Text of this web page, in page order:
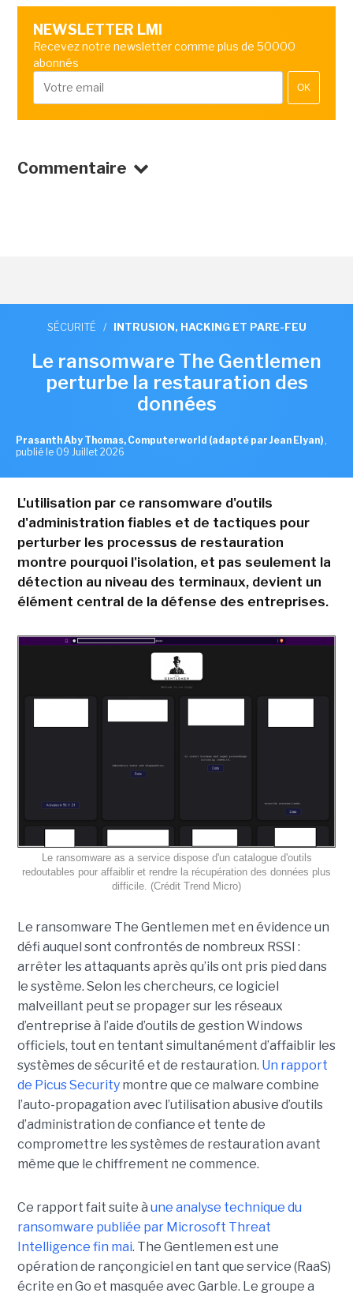
NEWSLETTER LMI
Recevez notre newsletter comme plus de 50000
abonnés
OK
Commentaire
SÉCURITÉ / INTRUSION, HACKING ET PARE-FEU
Le ransomware The Gentlemen
perturbe la restauration des
données
Prasanth Aby Thomas, Computerworld (adapté par Jean Elyan) ,
publié le 09 Juillet 2026
L'utilisation par ce ransomware d'outils
d'administration fiables et de tactiques pour
perturber les processus de restauration
montre pourquoi l'isolation, et pas seulement la
détection au niveau des terminaux, devient un
élément central de la défense des entreprises.
Le ransomware as a service dispose d'un catalogue d'outils
redoutables pour affaiblir et rendre la récupération des données plus
difficile. (Crédit Trend Micro)
Le ransomware The Gentlemen met en évidence un
défi auquel sont confrontés de nombreux RSSI :
arrêter les attaquants après qu’ils ont pris pied dans
le système. Selon les chercheurs, ce logiciel
malveillant peut se propager sur les réseaux
d’entreprise à l’aide d’outils de gestion Windows
officiels, tout en tentant simultanément d’affaiblir les
systèmes de sécurité et de restauration. Un rapport
de Picus Securitymontre que ce malware combine
l’auto-propagation avec l’utilisation abusive d’outils
d’administration de confiance et tente de
compromettre les systèmes de restauration avant
même que le chiffrement ne commence.
Ce rapport fait suite à une analyse technique du
ransomware publiée par Microsoft Threat
Intelligence fin mai. The Gentlemen est une
opération de rançongiciel en tant que service (RaaS)
écrite en Go et masquée avec Garble. Le groupe a